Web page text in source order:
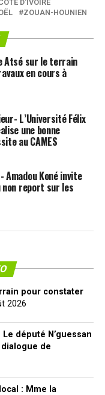
D'IVOIRE
ZOUAN-HOUNIEN
Atsé sur le terrain
en cours à
L’Université Félix
une bonne
au CAMES
Amadou Koné invite
report sur les
pour constater
2026
député N’guessan
dialogue de
: Mme la